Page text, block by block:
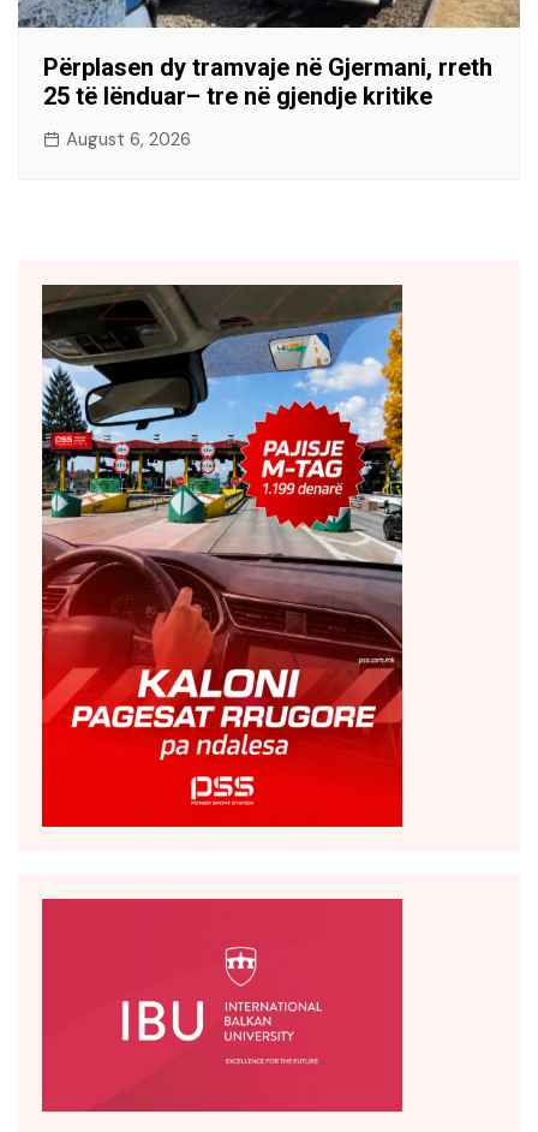
Përplasen dy tramvaje në Gjermani, rreth
25 të lënduar– tre në gjendje kritike
August 6, 2026